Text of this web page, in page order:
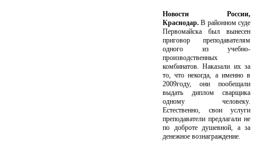
Новости России,
Краснодар. В районном суде
Первомайска был вынесен
приговор преподавателям
одного из учебно-
производственных
комбинатов. Наказали их за
то, что некогда, а именно в
2009году, они пообещали
выдать диплом сварщика
одному человеку.
Естественно, свои услуги
преподаватели предлагали не
по доброте душевной, а за
денежное вознаграждение.